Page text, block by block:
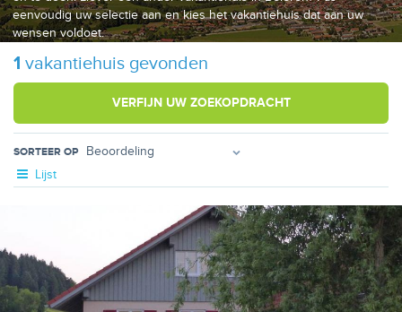
eenvoudig uw selectie aan en kies het vakantiehuis dat aan uw
wensen voldoet.
1 vakantiehuis gevonden
VERFIJN UW ZOEKOPDRACHT
SORTEER OP
Lijst